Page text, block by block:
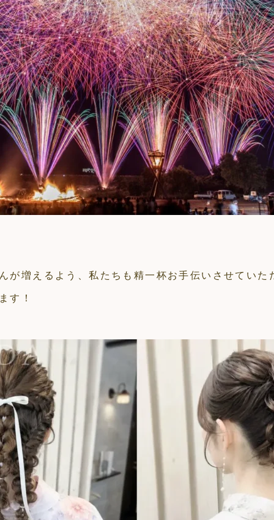
が増えるよう、私たちも精一杯お手伝いさせていた
す！